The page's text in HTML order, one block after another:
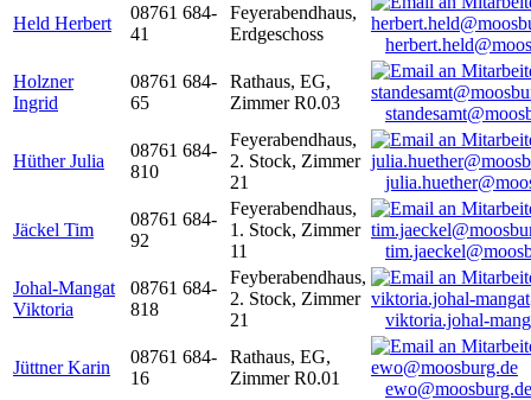
Held Herbert
08761 684-
41
Feyerabendhaus,
Erdgeschoss
Holzner
Ingrid
08761 684-
65
Rathaus, EG,
Zimmer R0.03
Hüther Julia
08761 684-
810
Feyerabendhaus,
2. Stock, Zimmer
21
Jäckel Tim
08761 684-
92
Feyerabendhaus,
1. Stock, Zimmer
11
Johal-Mangat
Viktoria
08761 684-
818
Feyberabendhaus,
2. Stock, Zimmer
21
viktoria.johal-
Jüttner Karin
08761 684-
16
Rathaus, EG,
Zimmer R0.01
ewo@moosburg.de